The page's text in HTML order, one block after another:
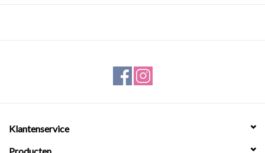
Klantenservice